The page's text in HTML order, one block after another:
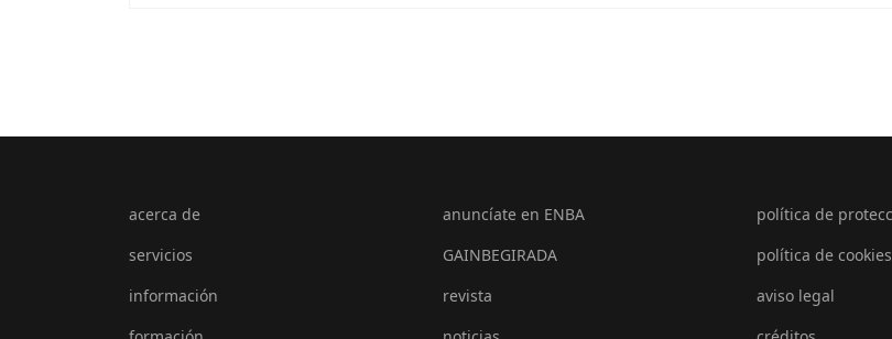
acerca de
servicios
información
anuncíate en ENBA
GAINBEGIRADA
revista
política de
política de cookies
aviso legal